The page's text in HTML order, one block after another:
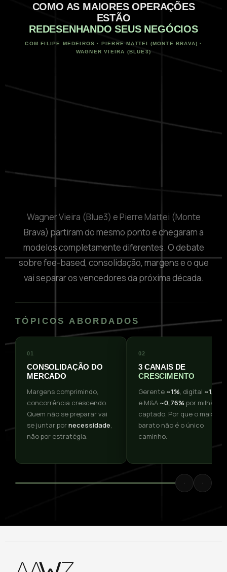
COMO AS MAIORES OPERAÇÕES
ESTÃO
REDESENHANDO SEUS NEGÓCIOS
COM FILIPE MEDEIROS · PIERRE MATTEI (MONTE BRAVA) ·
WAGNER VIEIRA (BLUE3)
Wagner Vieira (Blue3) e Pierre Mattei (Monte
Brava) partiram do mesmo ponto e chegaram a
modelos completamente diferentes. O debate
sobre fee-based, consolidação, margens e o que
vai separar os vencedores da próxima década.
TÓPICOS ABORDADOS
01
CONSOLIDAÇÃO DO
MERCADO
Margens comprimindo,
concorrência crescendo.
Quem não se preparar vai
se juntar pornecessidade,
não por estratégia.
02
3 CANAIS DE
CRESCIMENTO
Gerente ~1%, digital ~1,5%
e M&A ~0,76% por milhão
captado. Por que o mais
barato não é o único
caminho.